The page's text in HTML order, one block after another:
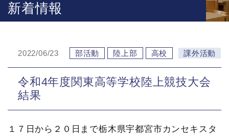
新着情報
2022/06/23 部活動 陸上部 高校 課外活動
令和4年度関東高等学校陸上競技大会
結果
１７日から２０日まで栃木県宇都宮市カンセキスタ